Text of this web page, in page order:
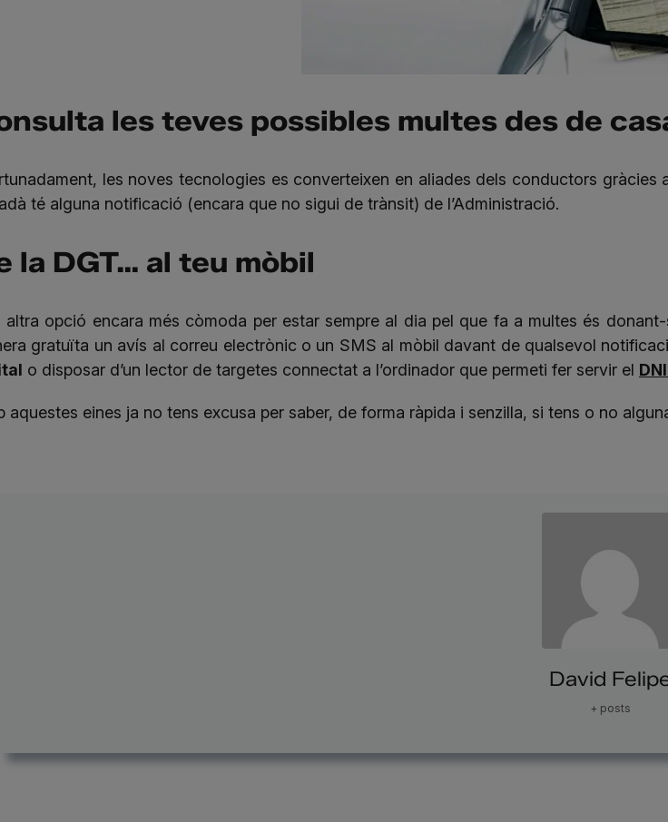
les teves possibles multes des de
les noves tecnologies es converteixen en aliades dels conductors gràcies
té alguna notificació (encara que no sigui de trànsit) de l’Administració.
la DGT… al teu mòbil
altra opció encara més còmoda per estar sempre al dia pel que fa a multes és donant-
gratuïta un avís al correu electrònic o un SMS al mòbil davant de qualsevol
o disposar d’un lector de targetes connectat a l’ordinador que permeti fer servir el
aquestes eines ja no tens excusa per saber, de forma ràpida i senzilla, si tens o no
David
+ posts